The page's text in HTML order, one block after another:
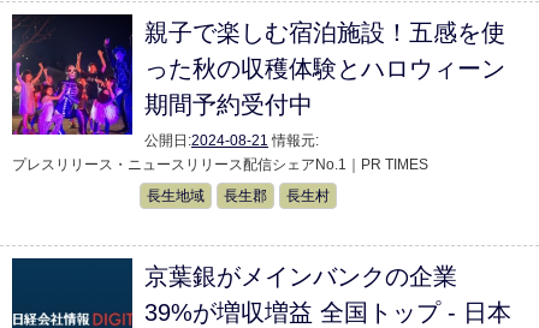
親子で楽しむ宿泊施設！五感を使
った秋の収穫体験とハロウィーン
期間予約受付中
公開日:2024-08-21 情報元:
プレスリリース・ニュースリリース配信シェアNo.1｜PR TIMES
長生地域
長生郡 長生村
京葉銀がメインバンクの企業
39%が増収増益 全国トップ - 日本